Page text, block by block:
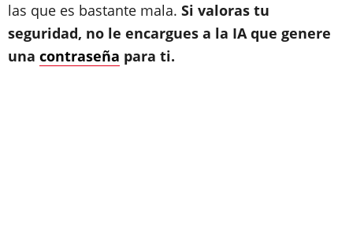
las que es bastante mala. Si valoras tu
seguridad, no le encargues a la IA que genere
una contraseña para ti.